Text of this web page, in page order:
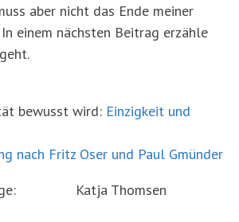
aber nicht das Ende meiner
einem nächsten Beitrag erzähle
bewusst wird: Einzigkeit und
nach Fritz Oser und Paul Gmünder
Katja Thomsen